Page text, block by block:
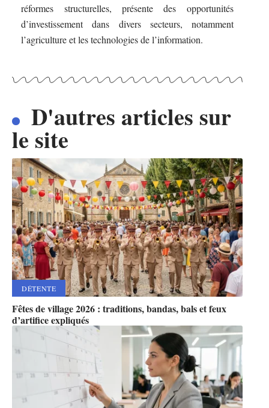
réformes structurelles, présente des opportunités
d’investissement dans divers secteurs, notamment
l’agriculture et les technologies de l’information.
D'autres articles sur
le site
DÉTENTE
Fêtes de village 2026 : traditions, bandas, bals et feux
d’artifice expliqués